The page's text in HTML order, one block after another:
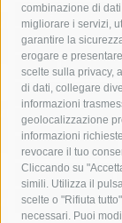
combinazione di
migliorare i servizi,
garantire la
erogare e
scelte sulla privacy,
di dati, collegare
informazioni
geolocalizzazione
informazioni
revocare il tuo
Cliccando su
simili. Utilizza il
scelte o "Rifiuta
necessari. Puoi
costiera
fondazione
lavori
lorenzo
massimo coppola
penisola
protezione civile
sindaco cuomo
turismo
Vico